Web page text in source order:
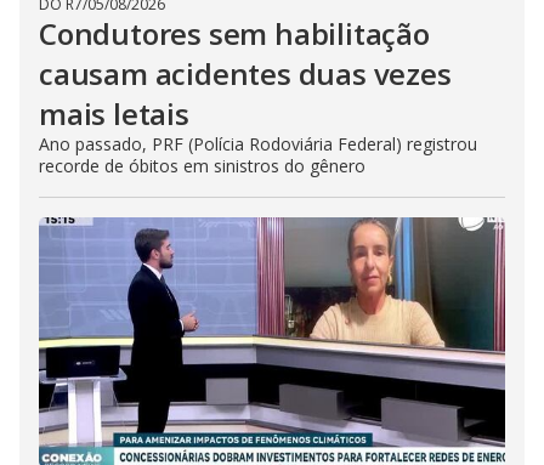
DO R7/05/08/2026
Condutores sem habilitação
causam acidentes duas vezes
mais letais
Ano passado, PRF (Polícia Rodoviária Federal) registrou
recorde de óbitos em sinistros do gênero